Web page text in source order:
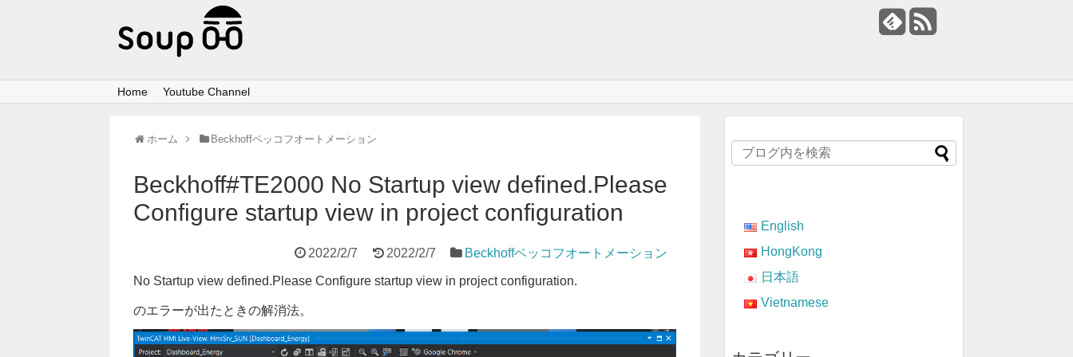
Home Youtube Channel
ホーム Beckhoffベッコフオートメーション
Beckhoff#TE2000 No Startup view defined.Please
Configure startup view in project configuration
2022/2/7 2022/2/7 Beckhoffベッコフオートメーション
No Startup view defined.Please Configure startup view in project configuration.
のエラーが出たときの解消法。
English
HongKong
日本語
Vietnamese